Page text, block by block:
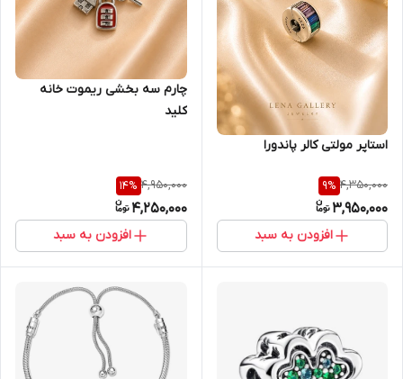
استاپر مولتی کالر پاندورا
4,350,000
9%
3,950,000
افزودن به سبد
چارم سه بخشی ریموت خانه
کلید
4,950,000
14%
4,250,000
افزودن به سبد